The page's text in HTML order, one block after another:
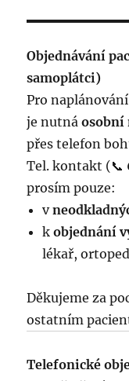
Objednávání
samoplátci)
Pro
je nutnáosobní
přes telefon
Tel. kontakt (📞
prosím pouze:
v
kobjednání
lékař,
Děkujeme za
ostatním
Telefonické